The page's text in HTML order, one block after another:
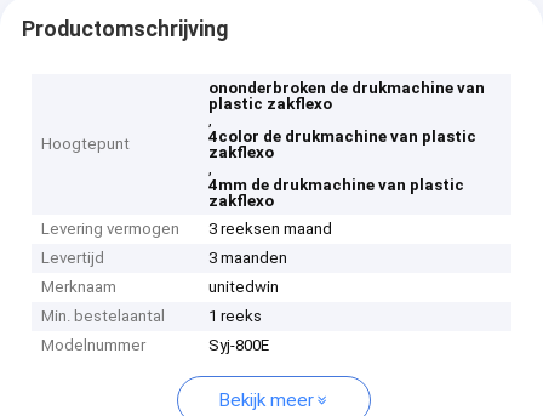
Productomschrijving
Hoogtepunt
ononderbroken de drukmachine van
plastic zakflexo
,
4color de drukmachine van plastic
zakflexo
,
4mm de drukmachine van plastic
zakflexo
Levering vermogen
3 reeksen maand
Levertijd
3 maanden
Merknaam
unitedwin
Min. bestelaantal
1 reeks
Modelnummer
Syj-800E
Bekijk meer